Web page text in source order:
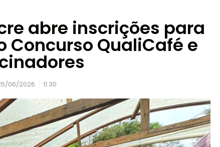
abre inscrições para
Concurso QualiCafé e
06/2026 11:30